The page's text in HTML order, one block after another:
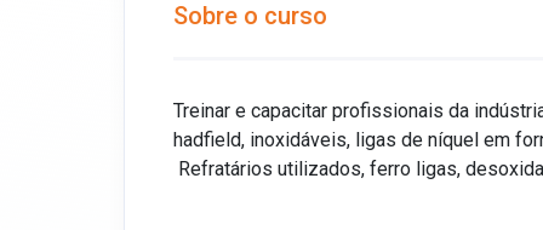
Sobre o curso
Treinar e capacitar profissionais da
hadfield, inoxidáveis, ligas de níquel em
Refratários utilizados, ferro ligas,